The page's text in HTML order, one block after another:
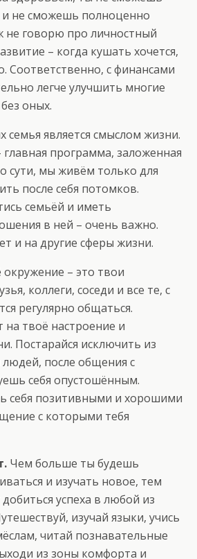
не сможешь полноценно
не говорю про личностный
– когда кушать хочется,
Соответственно, с финансами
легче улучшить многие
оных.
семья является смыслом жизни.
программа, заложенная
сути, мы живём только для
после себя потомков.
семьёй и иметь
в ней – очень важно.
и на другие сферы жизни.
окружение – это твои
коллеги, соседи и все те, с
регулярно общаться.
твоё настроение и
Постарайся исключить из
людей, после общения с
себя опустошённым.
себя позитивными и хорошими
с которыми тебя
Чем больше ты будешь
и изучать новое, тем
успеха в любой из
изучай языки, учись
читай познавательные
из зоны комфорта и